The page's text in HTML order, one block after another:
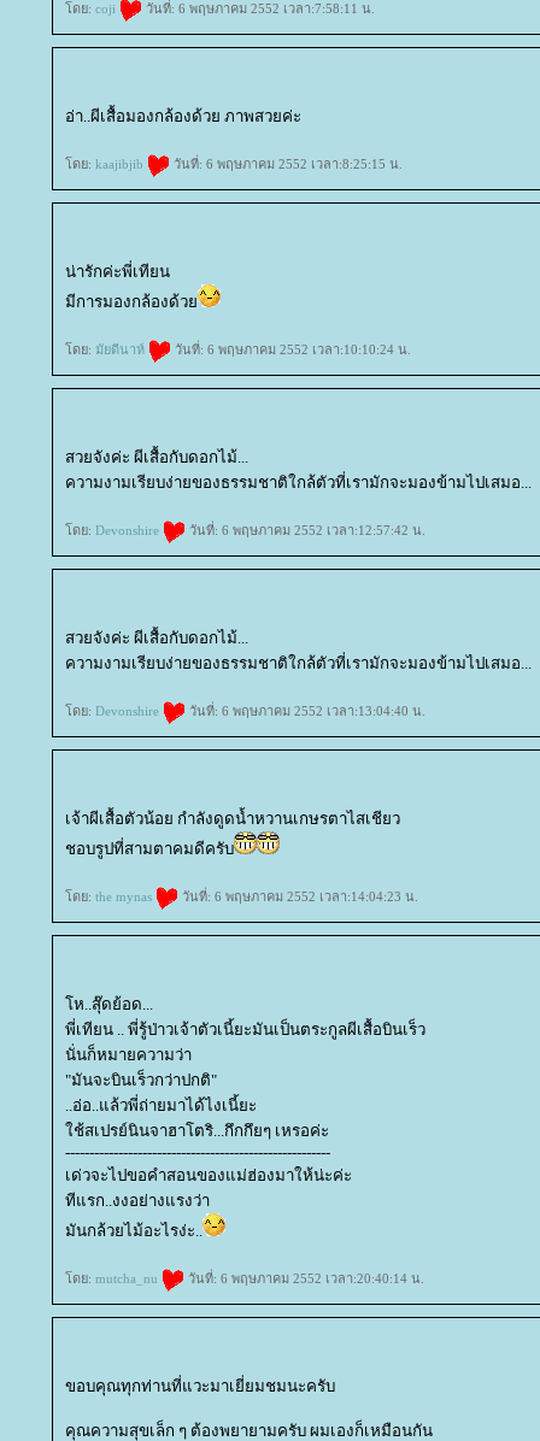
ดย: coji วันที่: 6 พฤษภาคม 2552 เวลา:7:58:11 น.
อ่า..ผีเสื้อมองกล้องด้วย ภาพสวยค่ะ
ดย: kaajibjib วันที่: 6 พฤษภาคม 2552 เวลา:8:25:15 น.
น่ารักค่ะพี่เทียน
มีการมองกล้องด้ว
ดย: มัยดีนาห์ วันที่: 6 พฤษภาคม 2552 เวลา:10:10:24 น.
สวยจังค่ะ ผีเสื้อกับดอกไม้...
ความงามเรียบง่ายของธรรมชาติใกล้ตัวที่เรามักจะมองข้ามไปเสมอ...
ดย: Devonshire วันที่: 6 พฤษภาคม 2552 เวลา:12:57:42 น.
สวยจังค่ะ ผีเสื้อกับดอกไม้...
ความงามเรียบง่ายของธรรมชาติใกล้ตัวที่เรามักจะมองข้ามไปเสมอ...
ดย: Devonshire วันที่: 6 พฤษภาคม 2552 เวลา:13:04:40 น.
เจ้าผีเสื้อตัวน้อย กำลังดูดน้ำหวานเกษรตาไสเชียว
ชอบรูปที่สามตาคมดีครับ
ดย: the mynas วันที่: 6 พฤษภาคม 2552 เวลา:14:04:23 น.
ห..สุ๊ดย้อด...
พี่เทียน .. พี่รู้ป่าวเจ้าตัวเนี้ยะมันเป็นตระกูลผีเสื้อบินเร็ว
นั่นก็หมายความว่า
"มันจะบินเร็วกว่าปกติ"
..อ่อ..แล้วพี่ถ่ายมาได้ไงเนี้ยะ
ช้สเปรย์นินจาฮาโตริ...กึกกึยๆ เหรอค่ะ
-------------------------------------------------------
เด่วจะไปขอคำสอนของแม่ฮ่องมาให้น่ะค่ะ
ทีแรก..งงอย่างแรงว่า
มันกล้วยไม้อะไรง่ะ..
ดย: mutcha_nu วันที่: 6 พฤษภาคม 2552 เวลา:20:40:14 น.
ขอบคุณทุกท่านที่แวะมาเยี่ยมชมนะครับ
คุณความสุขเล็ก ๆ ต้องพยายามครับ ผมเองก็เหมือนกัน